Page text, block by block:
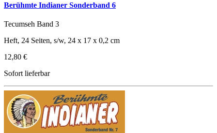
Berühmte Indianer Sonderband 6
Tecumseh Band 3
Heft, 24 Seiten, s/w, 24 x 17 x 0,2 cm
12,80 €
Sofort lieferbar